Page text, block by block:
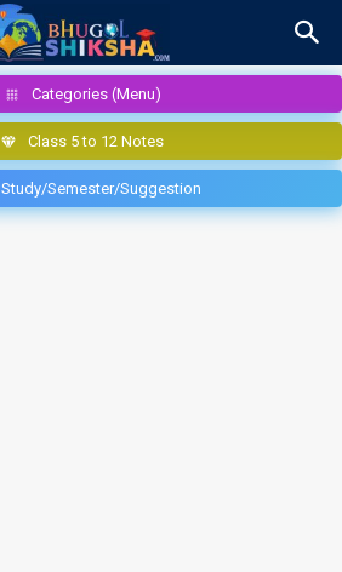
Categories (Menu)
Class 5 to 12 Notes
Study/Semester/Suggestion